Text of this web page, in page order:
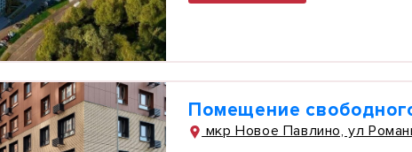
Помещение
мкр Новое Павлино, ул